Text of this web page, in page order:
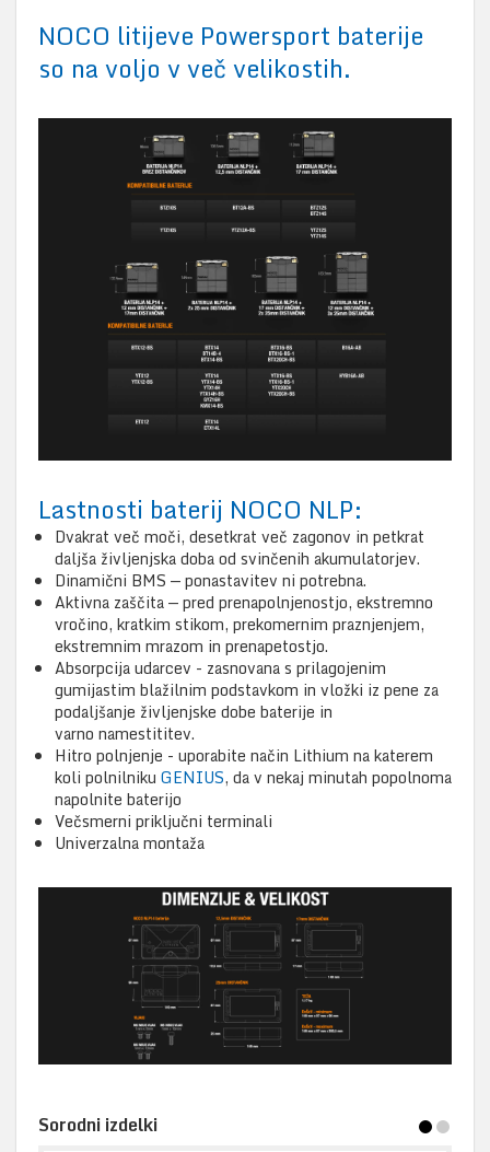
NOCO litijeve Powersport baterije
so na voljo v več velikostih.
Lastnosti baterij NOCO NLP:
Dvakrat več moči, desetkrat več zagonov in petkrat
daljša življenjska doba od svinčenih akumulatorjev.
Dinamični BMS — ponastavitev ni potrebna.
Aktivna zaščita — pred prenapolnjenostjo, ekstremno
vročino, kratkim stikom, prekomernim praznjenjem,
ekstremnim mrazom in prenapetostjo.
Absorpcija udarcev - zasnovana s prilagojenim
gumijastim blažilnim podstavkom in vložki iz pene za
podaljšanje življenjske dobe baterije in
varno namestititev.
Hitro polnjenje - uporabite način Lithium na katerem
koli polnilniku GENIUS, da v nekaj minutah popolnoma
napolnite baterijo
Večsmerni priključni terminali
Univerzalna montaža
Sorodni izdelki